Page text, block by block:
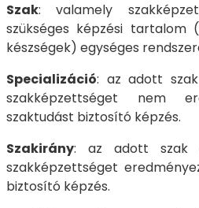
Szak: valamely
szükséges képzési tartalom
készségek) egységes
Specializáció: az adott
szakképzettséget nem
szaktudást biztosító képzés.
Szakirány: az adott szak
szakképzettséget
biztosító képzés.